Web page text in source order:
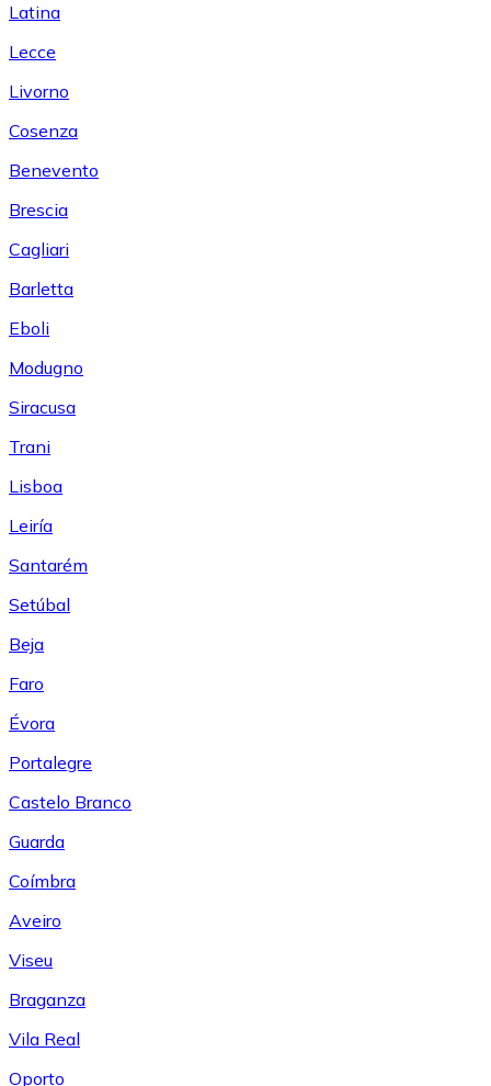
Latina
Lecce
Livorno
Cosenza
Benevento
Brescia
Cagliari
Barletta
Eboli
Modugno
Siracusa
Trani
Lisboa
Leiría
Santarém
Setúbal
Beja
Faro
Évora
Portalegre
Castelo Branco
Guarda
Coímbra
Aveiro
Viseu
Braganza
Vila Real
Oporto